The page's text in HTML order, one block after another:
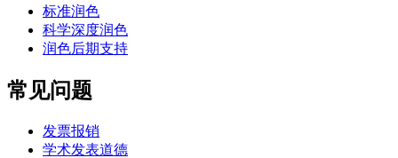
标准润色
科学深度润色
润色后期支持
常见问题
发票报销
学术发表道德